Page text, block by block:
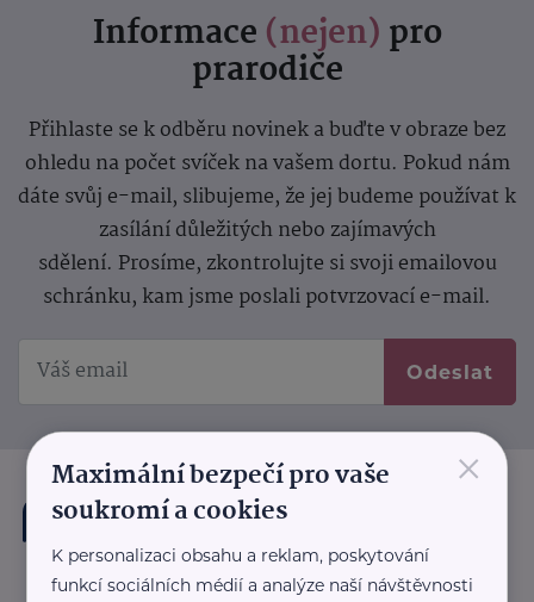
Informace (nejen) pro
prarodiče
Přihlaste se k odběru novinek a buďte v obraze bez
ohledu na počet svíček na vašem dortu. Pokud nám
dáte svůj e-mail, slibujeme, že jej budeme používat k
zasílání důležitých nebo zajímavých
sdělení. Prosíme, zkontrolujte si svoji emailovou
schránku, kam jsme poslali potvrzovací e-mail.
Odeslat
×
Maximální bezpečí pro vaše
soukromí a cookies
K personalizaci obsahu a reklam, poskytování
funkcí sociálních médií a analýze naší návštěvnosti